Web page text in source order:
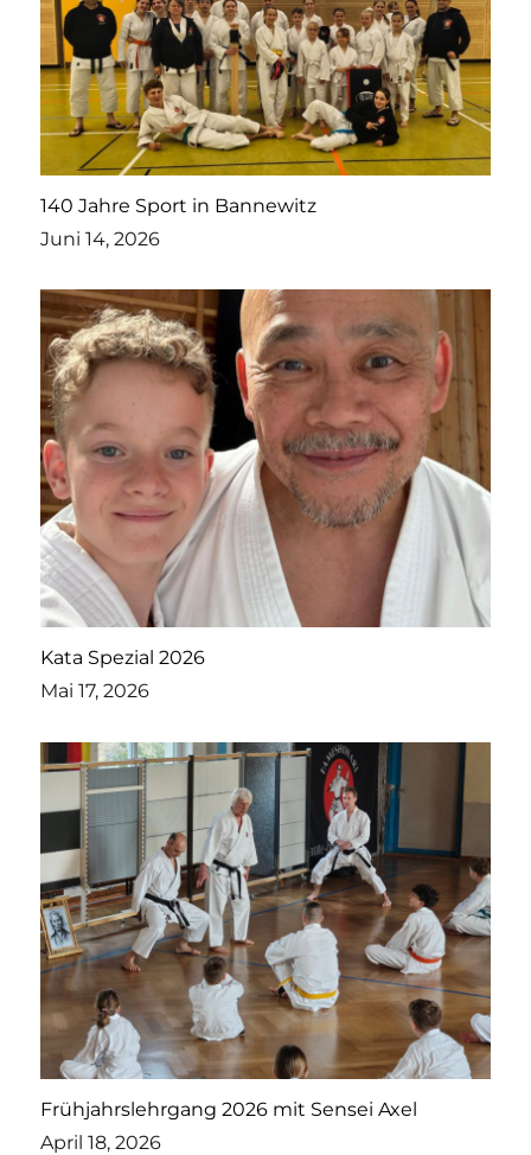
140 Jahre Sport in Bannewitz
Juni 14, 2026
Kata Spezial 2026
Mai 17, 2026
Frühjahrslehrgang 2026 mit Sensei Axel
April 18, 2026